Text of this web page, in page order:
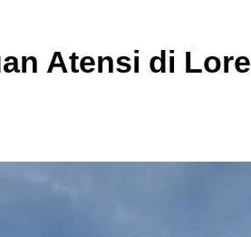
Atensi di Lore